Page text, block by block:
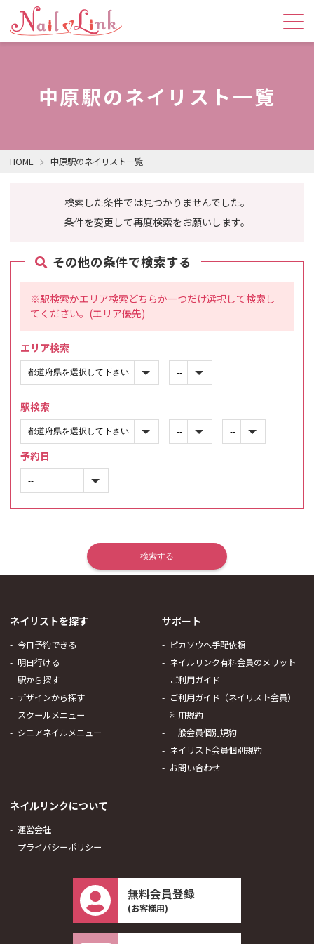
中原駅のネイリスト一覧
HOME 中原駅のネイリスト一覧
検索した条件では見つかりませんでした。
条件を変更して再度検索をお願いします。
その他の条件で検索する
※駅検索かエリア検索どちらか一つだけ選択して検索し
てください。(エリア優先)
エリア検索
駅検索
予約日
ネイリストを探す
今日予約できる
明日行ける
駅から探す
デザインから探す
スクールメニュー
シニアネイルメニュー
サポート
ピカソウへ手配依頼
ネイルリンク有料会員のメリット
ご利用ガイド
ご利用ガイド（ネイリスト会員）
利用規約
一般会員個別規約
ネイリスト会員個別規約
お問い合わせ
ネイルリンクについて
運営会社
プライバシーポリシー
無料会員登録
(お客様用)